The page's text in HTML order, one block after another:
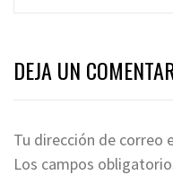
DEJA UN
Tu dirección de correo
Los campos